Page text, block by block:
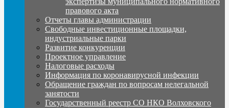
правового акта
Отчеты главы администрации
Свободные инвестиционные площадки,
индустриальные парки
Развитие конкуренции
Проектное управление
Налоговые расходы
Информация по коронавирусной инфекции
Обращение граждан по вопросам нелегальной
занятости
Государственный реестр СО НКО Волховского